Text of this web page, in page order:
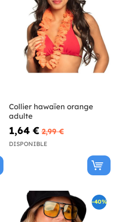
Collier hawaïen orange
adulte
1,64 € 2,99 €
DISPONIBLE
-40%